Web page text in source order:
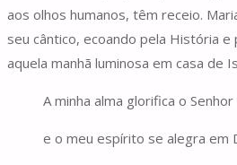
aos olhos humanos, têm receio.
seu cântico, ecoando pela História
aquela manhã luminosa em casa de
A minha alma glorifica o Senhor
e o meu espírito se alegra em